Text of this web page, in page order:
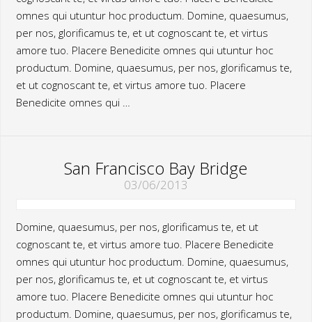
omnes qui utuntur hoc productum. Domine, quaesumus,
per nos, glorificamus te, et ut cognoscant te, et virtus
amore tuo. Placere Benedicite omnes qui utuntur hoc
productum. Domine, quaesumus, per nos, glorificamus te,
et ut cognoscant te, et virtus amore tuo. Placere
Benedicite omnes qui …
San Francisco Bay Bridge
03/06/2013
Domine, quaesumus, per nos, glorificamus te, et ut
cognoscant te, et virtus amore tuo. Placere Benedicite
omnes qui utuntur hoc productum. Domine, quaesumus,
per nos, glorificamus te, et ut cognoscant te, et virtus
amore tuo. Placere Benedicite omnes qui utuntur hoc
productum. Domine, quaesumus, per nos, glorificamus te,